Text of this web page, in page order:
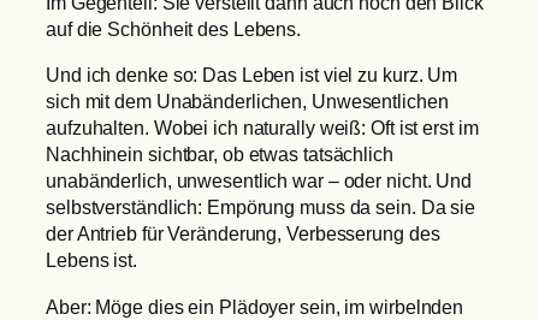
auf die Schönheit des Lebens.
Und ich denke so: Das Leben ist viel zu kurz. Um
sich mit dem Unabänderlichen, Unwesentlichen
aufzuhalten. Wobei ich naturally weiß: Oft ist erst im
Nachhinein sichtbar, ob etwas tatsächlich
unabänderlich, unwesentlich war – oder nicht. Und
selbstverständlich: Empörung muss da sein. Da sie
der Antrieb für Veränderung, Verbesserung des
Lebens ist.
Aber: Möge dies ein Plädoyer sein, im wirbelnden